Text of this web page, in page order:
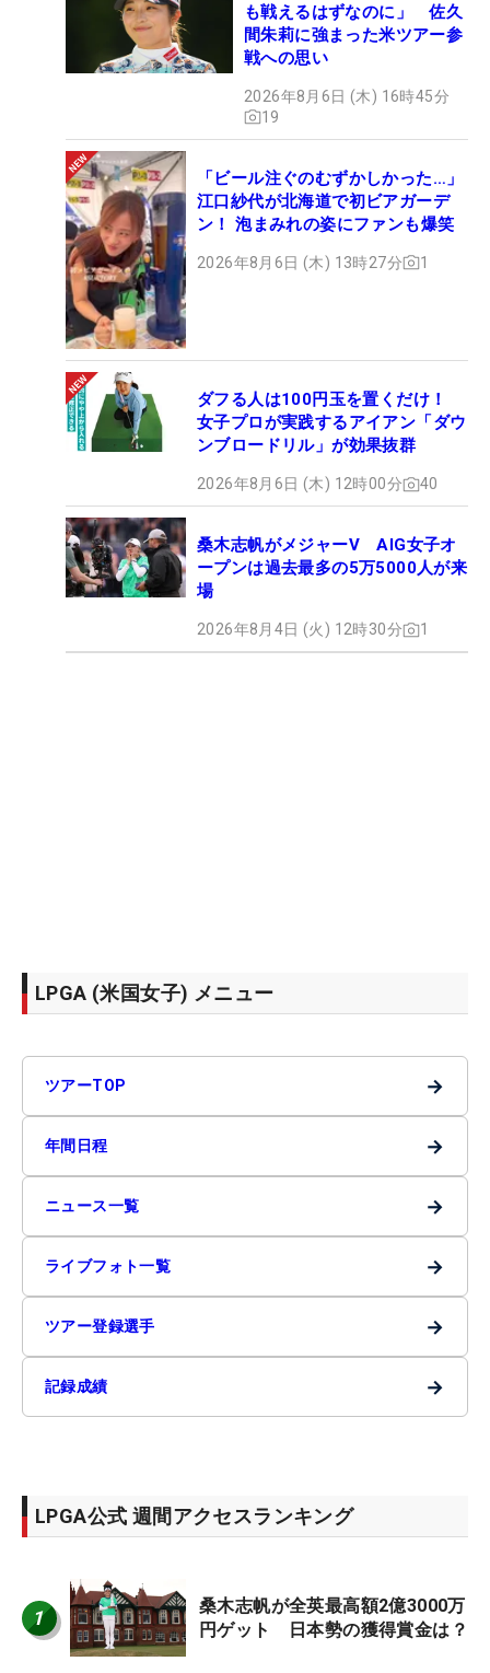
も戦えるはずなのに」 佐久
間朱莉に強まった米ツアー参
戦への思い
2026年8月6日 (木) 16時45分
19
「ビール注ぐのむずかしかった…」
江口紗代が北海道で初ビアガーデ
ン！ 泡まみれの姿にファンも爆笑
2026年8月6日 (木) 13時27分 1
ダフる人は100円玉を置くだけ！
女子プロが実践するアイアン「ダウ
ンブロードリル」が効果抜群
2026年8月6日 (木) 12時00分 40
桑木志帆がメジャーV AIG女子オ
ープンは過去最多の5万5000人が来
場
2026年8月4日 (火) 12時30分 1
LPGA (米国女子) メニュー
ツアーTOP →
年間日程 →
ニュース一覧 →
ライブフォト一覧 →
ツアー登録選手 →
記録成績 →
LPGA公式 週間アクセスランキング
1
桑木志帆が全英最高額2億3000万
円ゲット 日本勢の獲得賞金は？